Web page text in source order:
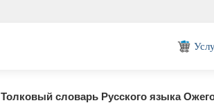
Толковый словарь Русского языка